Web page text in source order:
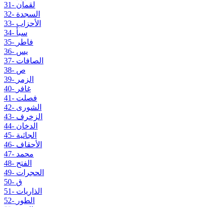
31- لقمان
32- السجدة
33- الأحزاب
34- سبأ
35- فاطر
36- يس
37- الصافات
38- ص
39- الزمر
40- غافر
41- فصلت
42- الشورى
43- الزخرف
44- الدخان
45- الجاثية
46- الأحقاف
47- محمد
48- الفتح
49- الحجرات
50- ق
51- الذاريات
52- الطور